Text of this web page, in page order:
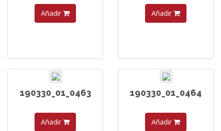
Añadir Añadir
190330_01_0463
Añadir
190330_01_0464
Añadir